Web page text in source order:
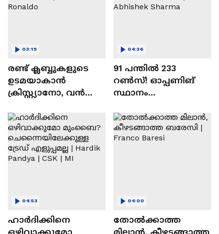
രണ്ട്‌ ക്ലബ്ബുകളുടെ
ഉടമയാകാന്‍
ക്രിസ്റ്റ്യാനോ, വന്‍
പദ്ധതികള്‍ | Cristiano
Ronaldo
03:19
91 പന്തില്‍ 233
റണ്‍സ്! ഓപ്പണിങ്
സ്ഥാനം
അഭിഷേക് ശർമ? |
Abhishek Sharma
04:36
ഹാർദിക്കിനെ
ഒഴിവാക്കുമോ
04:53
തോല്‍ക്കാത്ത
മിലാന്‍, കീഴടങ്ങാത്ത
04:00